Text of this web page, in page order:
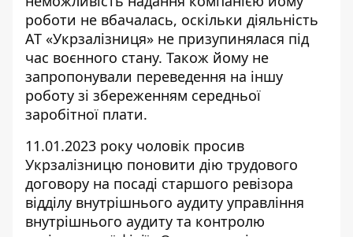
роботи не вбачалась, оскільки діяльність
АТ «Укрзалізниця» не призупинялася під
час воєнного стану. Також йому не
запропонували переведення на іншу
роботу зі збереженням середньої
заробітної плати.
11.01.2023 року чоловік просив
Укрзалізницю поновити дію трудового
договору на посаді старшого ревізора
відділу внутрішнього аудиту управління
внутрішнього аудиту та контролю